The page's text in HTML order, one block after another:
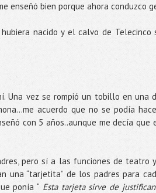
enseñó bien porque ahora conduzco
nacido y el calvo de Telecinco
Una vez se rompió un tobillo en una
acuerdo que no se podía
con 5 años..aunque me decía que
pero sí a las funciones de teatro
una “tarjetita” de los padres para
ponía “ Esta tarjeta sirve de